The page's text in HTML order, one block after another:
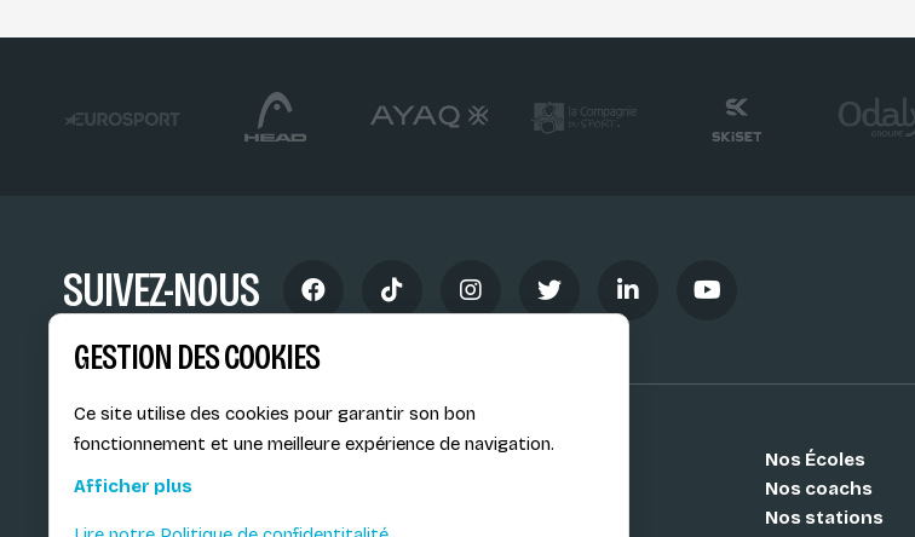
SUIVEZ-NOUS
73201 Albertville Cedex
Nos Écoles
Nos coachs
Nos stations
GESTION DES COOKIES
Ce site utilise des cookies pour garantir son bon
fonctionnement et une meilleure expérience de navigation.
Afficher plus